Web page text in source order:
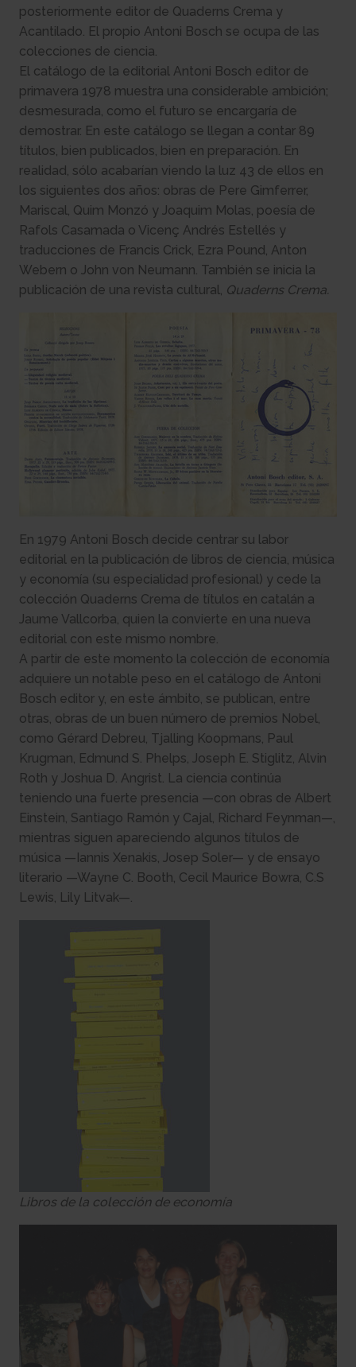
posteriormente editor de Quaderns Crema y
Acantilado. El propio Antoni Bosch se ocupa de las
colecciones de ciencia.
El catálogo de la editorial Antoni Bosch editor de
primavera 1978 muestra una considerable ambición;
desmesurada, como el futuro se encargaría de
demostrar. En este catálogo se llegan a contar 89
títulos, bien publicados, bien en preparación. En
realidad, sólo acabarían viendo la luz 43 de ellos en
los siguientes dos años: obras de Pere Gimferrer,
Mariscal, Quim Monzó y Joaquim Molas, poesía de
Rafols Casamada o Vicenç Andrés Estellés y
traducciones de Francis Crick, Ezra Pound, Anton
Webern o John von Neumann. También se inicia la
publicación de una revista cultural, Quaderns Crema.
En 1979 Antoni Bosch decide centrar su labor
editorial en la publicación de libros de ciencia, música
y economía (su especialidad profesional) y cede la
colección Quaderns Crema de títulos en catalán a
Jaume Vallcorba, quien la convierte en una nueva
editorial con este mismo nombre.
A partir de este momento la colección de economía
adquiere un notable peso en el catálogo de Antoni
Bosch editor y, en este ámbito, se publican, entre
otras, obras de un buen número de premios Nobel,
como Gérard Debreu, Tjalling Koopmans, Paul
Krugman, Edmund S. Phelps, Joseph E. Stiglitz, Alvin
Roth y Joshua D. Angrist. La ciencia continúa
teniendo una fuerte presencia —con obras de Albert
Einstein, Santiago Ramón y Cajal, Richard Feynman—,
mientras siguen apareciendo algunos títulos de
música —Iannis Xenakis, Josep Soler— y de ensayo
literario —Wayne C. Booth, Cecil Maurice Bowra, C.S
Lewis, Lily Litvak—.
Libros de la colección de economía